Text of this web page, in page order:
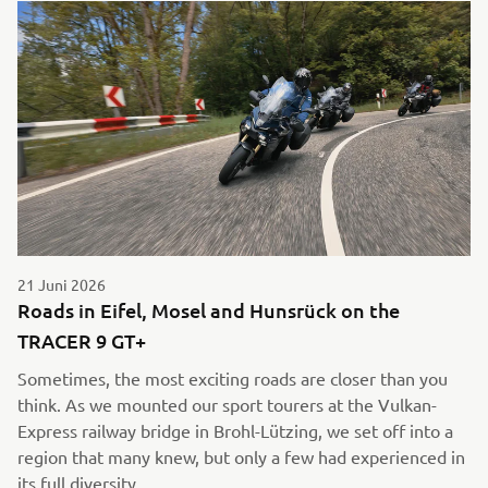
21 Juni 2026
Roads in Eifel, Mosel and Hunsrück on the
TRACER 9 GT+
Sometimes, the most exciting roads are closer than you
think. As we mounted our sport tourers at the Vulkan-
Express railway bridge in Brohl-Lützing, we set off into a
region that many knew, but only a few had experienced in
its full diversity.